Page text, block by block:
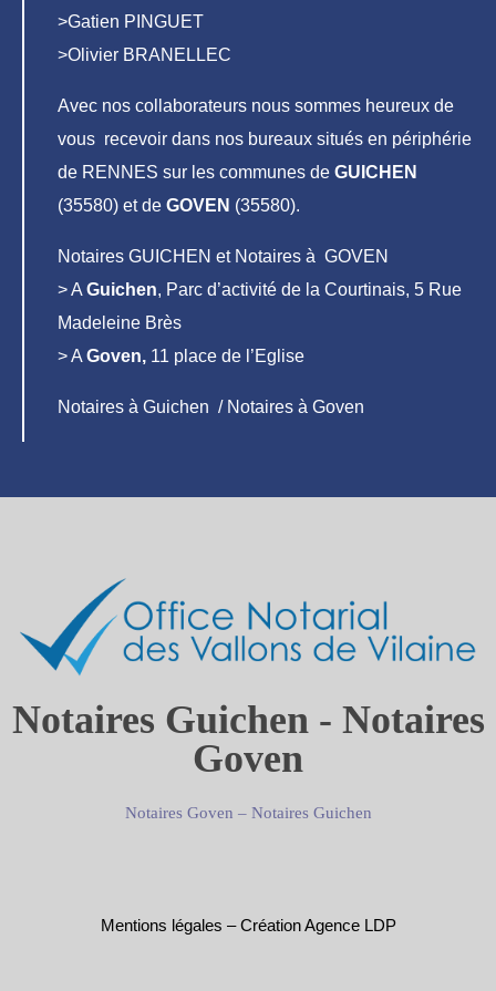
>Gatien PINGUET
>Olivier BRANELLEC
Avec nos collaborateurs nous sommes heureux de
vous recevoir dans nos bureaux situés en périphérie
de RENNES sur les communes de GUICHEN
(35580) et de GOVEN (35580).
Notaires GUICHEN et Notaires à GOVEN
> A Guichen, Parc d’activité de la Courtinais, 5 Rue
Madeleine Brès
> A Goven, 11 place de l’Eglise
Notaires à Guichen / Notaires à Goven
Notaires Guichen - Notaires
Goven
Notaires Goven – Notaires Guichen
Mentions légales –Création Agence LDP